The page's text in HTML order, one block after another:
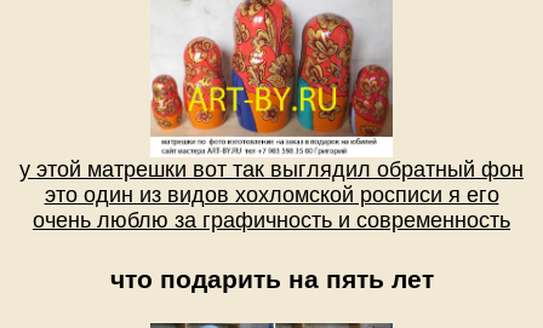
у этой матрешки вот так выглядил обратный фон
это один из видов хохломской росписи я его
очень люблю за графичность и современность
что подарить на пять лет